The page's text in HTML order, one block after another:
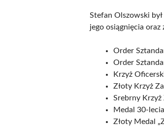
Stefan Olszowski
jego osiągnięcia oraz
Order
Order
Krzyż
Złoty Krzyż
Srebrny Krzyż
Medal 30-
Złoty Medal